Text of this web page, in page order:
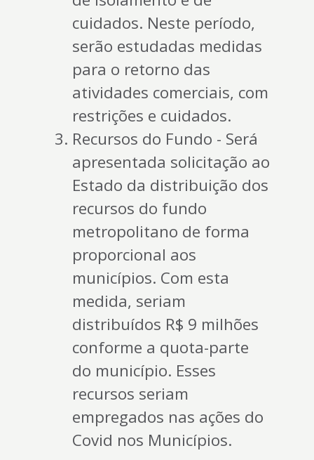
cuidados. Neste período,
serão estudadas medidas
para o retorno das
atividades comerciais, com
restrições e cuidados.
Recursos do Fundo - Será
apresentada solicitação ao
Estado da distribuição dos
recursos do fundo
metropolitano de forma
proporcional aos
municípios. Com esta
medida, seriam
distribuídos R$ 9 milhões
conforme a quota-parte
do município. Esses
recursos seriam
empregados nas ações do
Covid nos Municípios.